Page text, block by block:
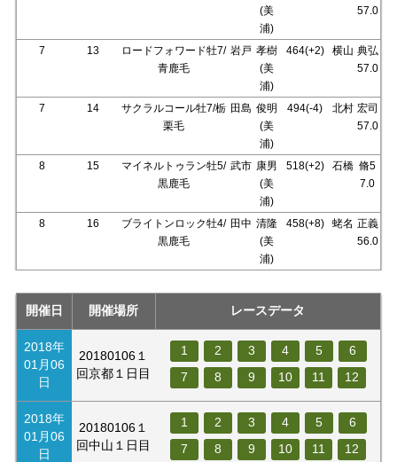
(美
浦)
57.0
7 13
ロードフォワード牡7/
青鹿毛
岩戸 孝樹
(美
浦)
464(+2) 横山 典弘
57.0
7 14
サクラルコール牡7/栃
栗毛
田島 俊明
(美
浦)
494(-4) 北村 宏司
57.0
8 15
マイネルトゥラン牡5/
黒鹿毛
武市 康男
(美
浦)
518(+2) 石橋 脩5
7.0
8 16
ブライトンロック牡4/
黒鹿毛
田中 清隆
(美
浦)
458(+8) 蛯名 正義
56.0
開催日 開催場所 レースデータ
2018年
01月06
日
20180106１
回京都１日目
1 2 3 4 5
6
7
8 9 10 11 12
2018年
01月06
日
20180106１
回中山１日目
1 2 3 4 5
6
7
8 9 10 11 12